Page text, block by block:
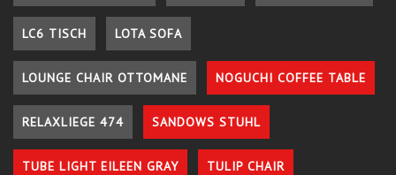
LC6 TISCH LOTA SOFA
LOUNGE CHAIR OTTOMANE NOGUCHI COFFEE TABLE
RELAXLIEGE 474 SANDOWS STUHL
TUBE LIGHT EILEEN GRAY TULIP CHAIR